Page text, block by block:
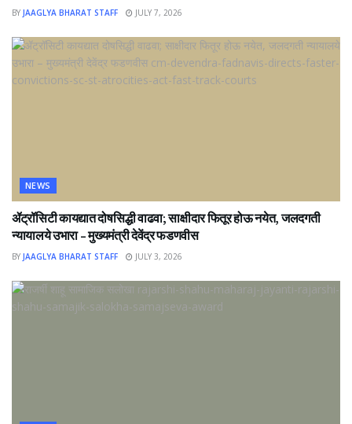
BY JAAGLYA BHARAT STAFF JULY 7, 2026
NEWS
ॲट्रॉसिटी कायद्यात दोषसिद्धी वाढवा; साक्षीदार फितूर होऊ नयेत, जलदगती
न्यायालये उभारा – मुख्यमंत्री देवेंद्र फडणवीस
BY JAAGLYA BHARAT STAFF JULY 3, 2026